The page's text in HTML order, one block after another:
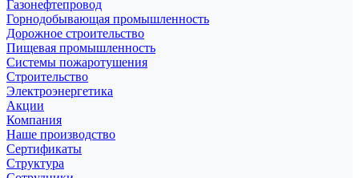
Газонефтепровод
Горнодобывающая промышленность
Дорожное строительство
Пищевая промышленность
Системы пожаротушения
Строительство
Электроэнергетика
Акции
Компания
Наше производство
Сертификаты
Структура